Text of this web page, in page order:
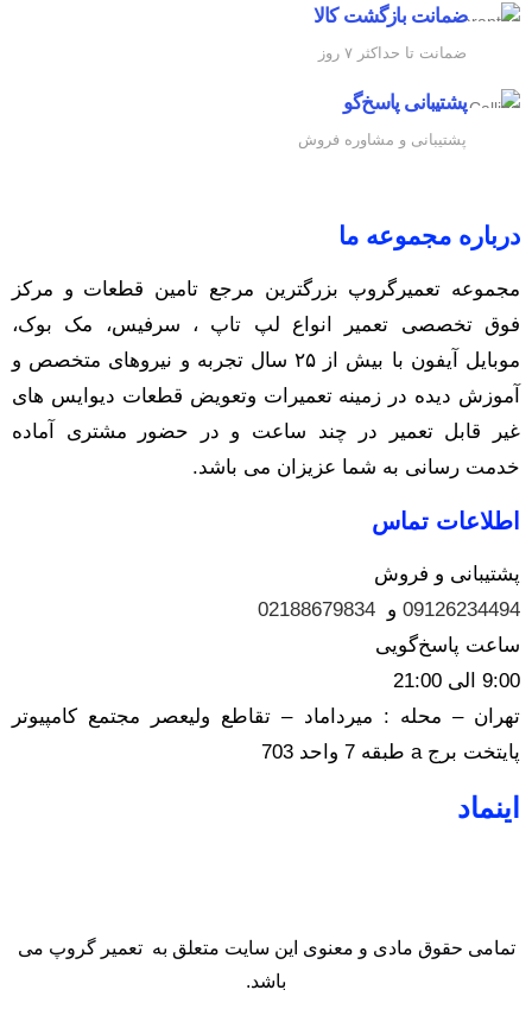
ضمانت بازگشت کالا
ضمانت تا حداکثر ۷ روز
پشتیبانی پاسخ‌گو
پشتیبانی و مشاوره فروش
درباره مجموعه ما
مجموعه تعمیرگروپ بزرگترین مرجع تامین قطعات و مرکز
فوق تخصصی تعمیر انواع لپ تاپ ، سرفیس، مک بوک،
موبایل آیفون با بیش از ۲۵ سال تجربه و نیرو‌های متخصص و
آموزش دیده در زمینه تعمیرات وتعویض قطعات دیوایس های
غیر قابل تعمیر در چند ساعت و در حضور مشتری آماده
خدمت رسانی به شما عزیزان می باشد.
اطلاعات تماس
پشتیبانی و فروش
09126234494 و
ساعت پاسخ‌گویی
9:00 الی 21:00
تهران – محله : میرداماد – تقاطع ولیعصر مجتمع کامپیوتر
پایتخت برج a طبقه 7 واحد 703
اینماد
تمامی حقوق مادی و معنوی این سایت متعلق به تعمیر گروپ می
باشد.